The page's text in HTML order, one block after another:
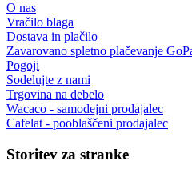
O nas
Vračilo blaga
Dostava in plačilo
Zavarovano spletno plačevanje
Pogoji
Sodelujte z nami
Trgovina na debelo
Wacaco - samodejni prodajalec
Cafelat - pooblaščeni prodajalec
Storitev za stranke